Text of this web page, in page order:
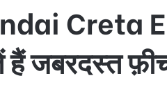
Creta
हैं जबरदस्त